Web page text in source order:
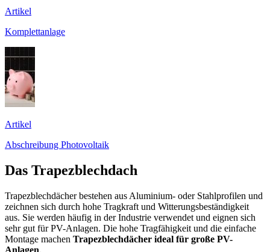
Artikel
Komplettanlage
Artikel
Abschreibung Photovoltaik
Das Trapezblechdach
Trapezblechdächer bestehen aus Aluminium- oder Stahlprofilen und
zeichnen sich durch hohe Tragkraft und Witterungsbeständigkeit
aus. Sie werden häufig in der Industrie verwendet und eignen sich
sehr gut für PV-Anlagen. Die hohe Tragfähigkeit und die einfache
Montage machen Trapezblechdächer ideal für große PV-
Anlagen.